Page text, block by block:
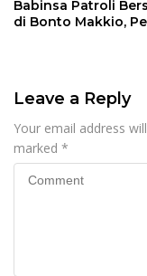
Babinsa Patroli
di Bonto Makkio,
Leave a Reply
Your email address
marked *